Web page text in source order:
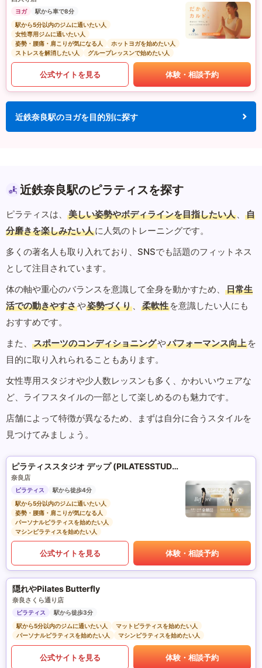
ヨガ
駅から車で8分
駅から5分以内のジムに通いたい人
女性専用ジムに通いたい人
姿勢・腰痛・肩こりが気になる人
ホットヨガを始めたい人
ストレスを解消したい人
グループレッスンで始めたい人
公式サイトを見る 体験・相談予約
近鉄奈良駅のヨガを目的別に探す
近鉄奈良駅のピラティスを探す
ピラティスは、 美しい姿勢やボディラインを目指したい人 、
自
分磨きを楽しみたい人に人気のトレーニングです。
多くの著名人も取り入れており、SNSでも話題のフィットネス
として注目されています。
体の軸や重心のバランスを意識して全身を動かすため、
日常生
活での動きやすさや姿勢づくり 、 柔軟性 を意識したい人にも
おすすめです。
また、
スポーツのコンディショニングやパフォーマンス向上 を
目的に取り入れられることもあります。
女性専用スタジオや少人数レッスンも多く、かわいいウェアな
ど、ライフスタイルの一部として楽しめるのも魅力です。
店舗によって特徴が異なるため、まずは自分に合うスタイルを
見つけてみましょう。
ピラティススタジオ デップ (PILATESSTUDIO DEP)
奈良店
ピラティス
駅から徒歩4分
駅から5分以内のジムに通いたい人
姿勢・腰痛・肩こりが気になる人
パーソナルピラティスを始めたい人
マシンピラティスを始めたい人
公式サイトを見る 体験・相談予約
隠れやPilates Butterfly
奈良さくら通り店
ピラティス
駅から徒歩3分
駅から5分以内のジムに通いたい人
マットピラティスを始めたい人
パーソナルピラティスを始めたい人
マシンピラティスを始めたい人
公式サイトを見る 体験・相談予約